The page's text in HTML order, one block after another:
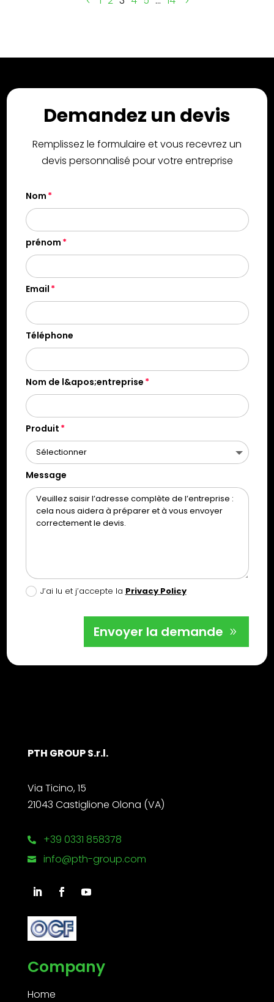
Demandez un devis
Remplissez le formulaire et vous recevrez un
devis personnalisé pour votre entreprise
Nom
prénom
Email
Téléphone
Nom de l&apos;entreprise
Produit
Message
J’ai lu et j’accepte la Privacy Policy
Envoyer la demande
PTH GROUP S.r.l.
Via Ticino, 15
21043 Castiglione Olona (VA)
 +39 0331 858378
 info@pth-group.com
Company
Home